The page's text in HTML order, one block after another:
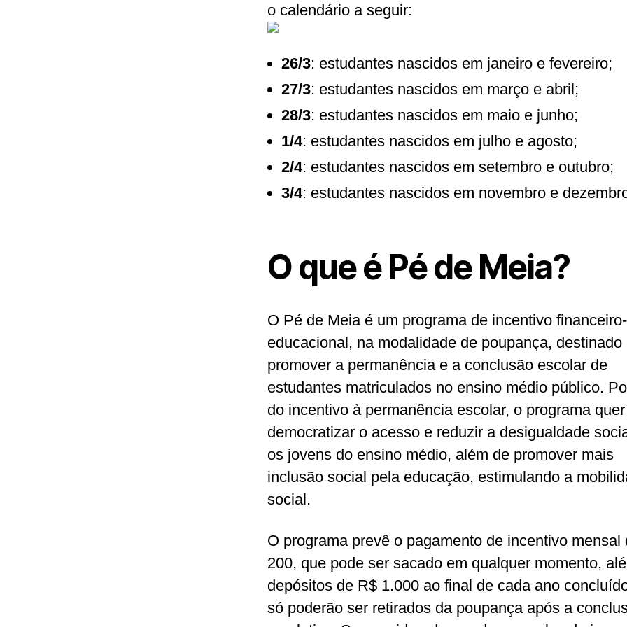
o calendário a seguir:
26/3: estudantes nascidos em janeiro e fevereiro;
27/3: estudantes nascidos em março e abril;
28/3: estudantes nascidos em maio e junho;
1/4: estudantes nascidos em julho e agosto;
2/4: estudantes nascidos em setembro e outubro;
3/4: estudantes nascidos em novembro e
O que é Pé de Meia?
O Pé de Meia é um programa de incentivo financeiro-
educacional, na modalidade de poupança, destinado
promover a permanência e a conclusão escolar de
estudantes matriculados no ensino médio público.
do incentivo à permanência escolar, o programa quer
democratizar o acesso e reduzir a desigualdade
os jovens do ensino médio, além de promover mais
inclusão social pela educação, estimulando a
social.
O programa prevê o pagamento de incentivo mensal
200, que pode ser sacado em qualquer momento,
depósitos de R$ 1.000 ao final de cada ano
só poderão ser retirados da poupança após a